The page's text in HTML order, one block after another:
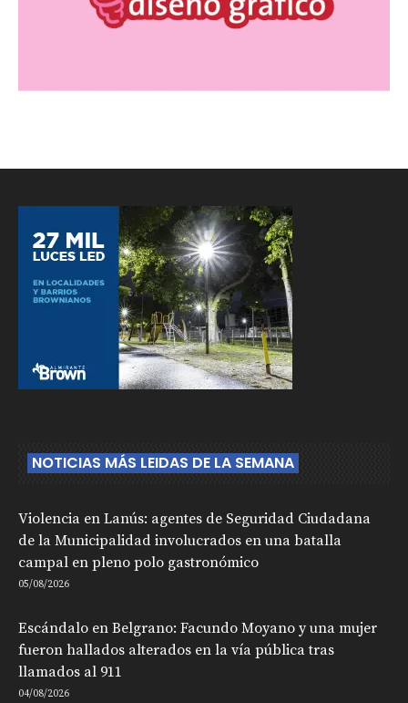
NOTICIAS MÁS LEIDAS DE LA SEMANA
Violencia en Lanús: agentes de Seguridad Ciudadana
de la Municipalidad involucrados en una batalla
campal en pleno polo gastronómico
05/08/2026
Escándalo en Belgrano: Facundo Moyano y una mujer
fueron hallados alterados en la vía pública tras
llamados al 911
04/08/2026